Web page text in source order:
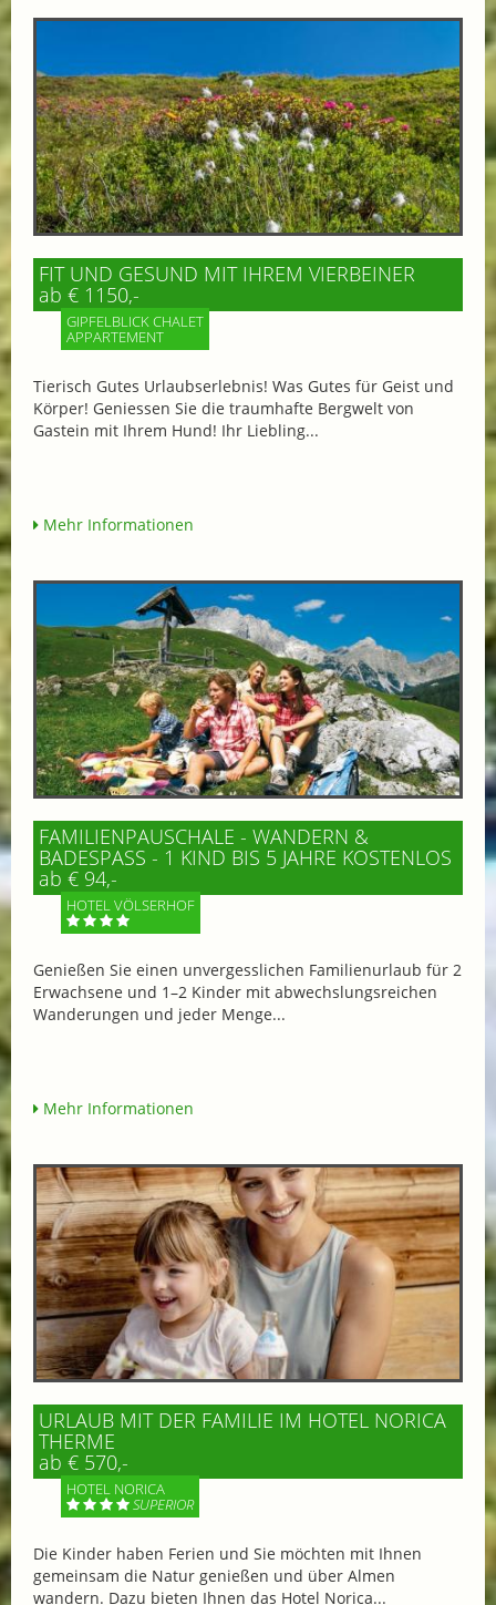
FIT UND GESUND MIT IHREM VIERBEINER
ab € 1150,-
GIPFELBLICK CHALET
APPARTEMENT
Tierisch Gutes Urlaubserlebnis! Was Gutes für Geist und
Körper! Geniessen Sie die traumhafte Bergwelt von
Gastein mit Ihrem Hund! Ihr Liebling...
Mehr Informationen
FAMILIENPAUSCHALE - WANDERN &
BADESPASS - 1 KIND BIS 5 JAHRE KOSTENLOS
ab € 94,-
HOTEL VÖLSERHOF
Genießen Sie einen unvergesslichen Familienurlaub für 2
Erwachsene und 1–2 Kinder mit abwechslungsreichen
Wanderungen und jeder Menge...
Mehr Informationen
URLAUB MIT DER FAMILIE IM HOTEL NORICA
THERME
ab € 570,-
HOTEL NORICA
SUPERIOR
Die Kinder haben Ferien und Sie möchten mit Ihnen
gemeinsam die Natur genießen und über Almen
wandern. Dazu bieten Ihnen das Hotel Norica...